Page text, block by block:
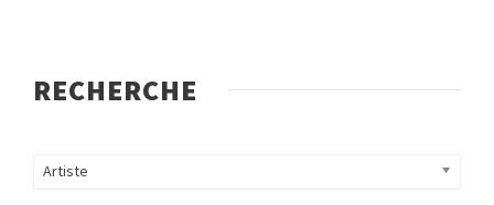
RECHERCHE
Artiste